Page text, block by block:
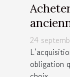
?
24
obligation